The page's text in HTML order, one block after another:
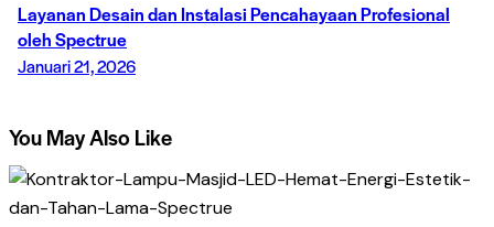
Layanan Desain dan Instalasi Pencahayaan Profesional
oleh Spectrue
Januari 21, 2026
You May Also Like